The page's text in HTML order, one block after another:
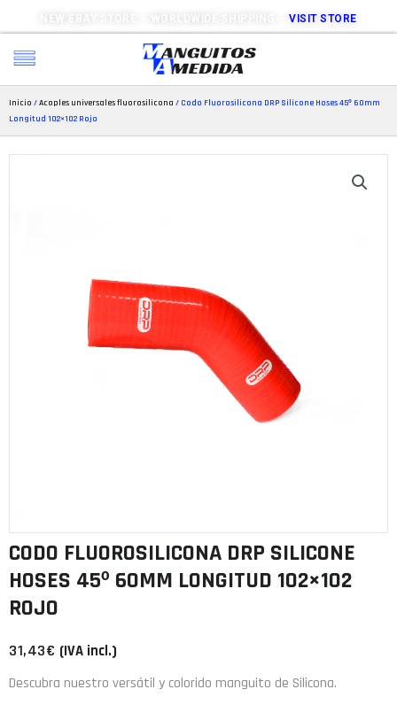
NEW EBAY STORE – WORLDWIDE SHIPPING –VISIT STORE
Inicio /Acoples universales fluorosilicona / Codo Fluorosilicona DRP Silicone Hoses 45º 60mm
Longitud 102×102 Rojo
CODO FLUOROSILICONA DRP SILICONE
HOSES 45º 60MM LONGITUD 102×102
ROJO
31,43€ (IVA incl.)
Descubra nuestro versátil y colorido manguito de Silicona.